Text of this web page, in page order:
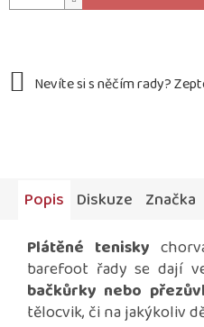
Popis Diskuze Značka
Plátěné tenisky
barefoot řady se dají
bačkůrky nebo
tělocvik, či na jakýkoliv